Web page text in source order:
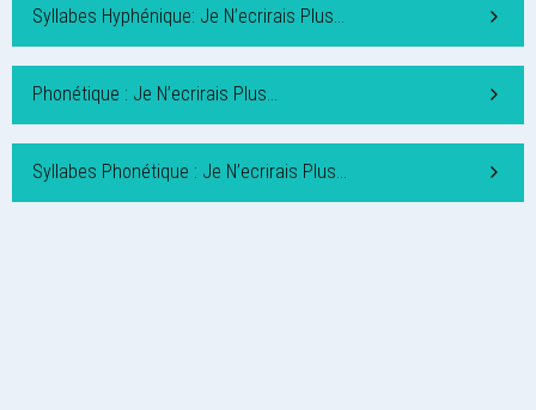
Syllabes Hyphénique: Je N’ecrirais Plus…
Phonétique : Je N’ecrirais Plus…
Syllabes Phonétique : Je N’ecrirais Plus…